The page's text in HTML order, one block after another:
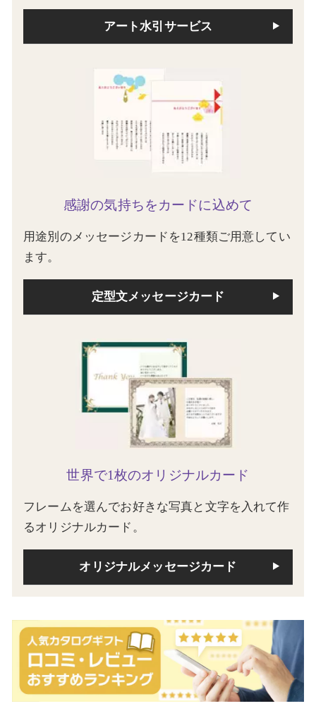
アート水引サービス
感謝の気持ちをカードに込めて
用途別のメッセージカードを12種類ご用意してい
ます。
定型文メッセージカード
世界で1枚のオリジナルカード
フレームを選んでお好きな写真と文字を入れて作
るオリジナルカード。
オリジナルメッセージカード